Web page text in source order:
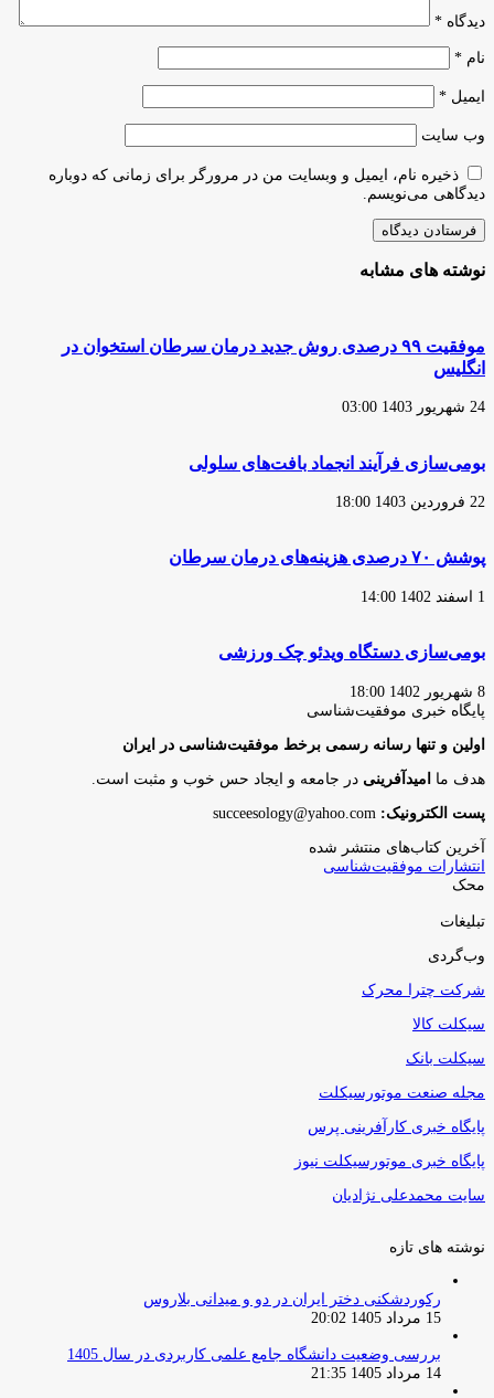
دیدگاه *
نام *
ایمیل *
وب‌ سایت
ذخیره نام، ایمیل و وبسایت من در مرورگر برای زمانی که دوباره
دیدگاهی می‌نویسم.
نوشته های مشابه
موفقیت ۹۹ درصدی روش جدید درمان سرطان استخوان در
انگلیس
24 شهریور 1403 03:00
بومی‌سازی فرآیند انجماد بافت‌های سلولی
22 فروردین 1403 18:00
پوشش ۷۰ درصدی هزینه‌های درمان سرطان
1 اسفند 1402 14:00
بومی‌سازی دستگاه ویدئو چک ورزشی
8 شهریور 1402 18:00
پایگاه‌ خبری موفقیت‌شناسی
اولین و تنها رسانه رسمی برخط موفقیت‌شناسی در ایران
هدف ما امیدآفرینی در جامعه و ایجاد حس خوب و مثبت است.
پست الکترونیک:
آخرین کتاب‌های منتشر شده
انتشارات موفقیت‌شناسی
محک
تبلیغات
وب‌گردی
شرکت چترا محرک
سیکلت کالا
سیکلت بانک
مجله صنعت موتورسیکلت
پایگاه خبری کارآفرینی پرس
پایگاه خبری موتورسیکلت نیوز
سایت محمدعلی نژادیان
نوشته های تازه
رکوردشکنی دختر ایران در دو و میدانی بلاروس
15 مرداد 1405 20:02
بررسی وضعیت دانشگاه جامع علمی کاربردی در سال 1405
14 مرداد 1405 21:35